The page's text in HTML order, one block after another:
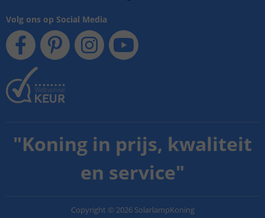
Volg ons op Social Media
"Koning in prijs, kwaliteit
en service"
Copyright © 2026 SolarlampKoning